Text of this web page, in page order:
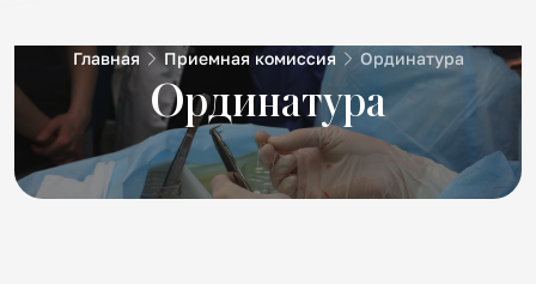
Главная Приемная комиссия Ординатура
Ординатура